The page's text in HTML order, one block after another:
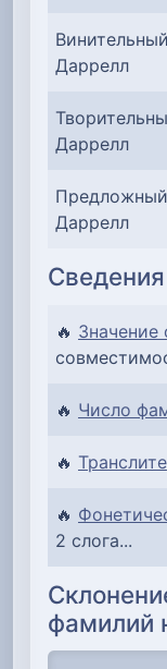
Даррелл
Даррелл
Даррелл
🔥
🔥 Число
🔥
🔥
2 слога...
фамилий